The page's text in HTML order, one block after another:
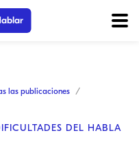
las publicaciones
DEL HABLA